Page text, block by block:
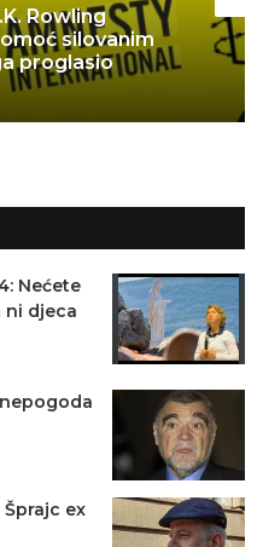
Rowling
silovanim
proglasio
Nećete
ni djeca
ex